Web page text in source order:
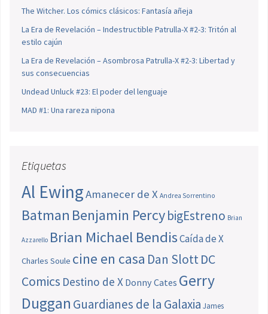
The Witcher. Los cómics clásicos: Fantasía añeja
La Era de Revelación – Indestructible Patrulla-X #2-3: Tritón al
estilo cajún
La Era de Revelación – Asombrosa Patrulla-X #2-3: Libertad y
sus consecuencias
Undead Unluck #23: El poder del lenguaje
MAD #1: Una rareza nipona
Etiquetas
Al EwingAmanecer de X Andrea Sorrentino
Batman Benjamin PercybigEstreno Brian
Azzarello Brian Michael BendisCaída de X
Charles Soule cine en casa Dan SlottDC
Comics Destino de X Donny Cates Gerry
Duggan Guardianes de la Galaxia James